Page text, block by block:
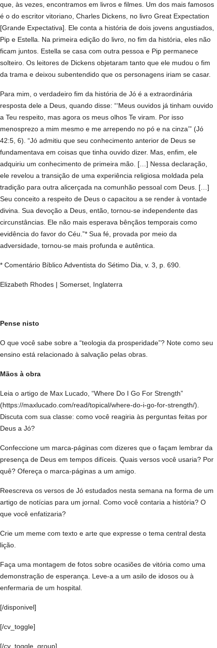
que, às vezes, encontramos em livros e filmes. Um dos mais famosos
é o do escritor vitoriano, Charles Dickens, no livro Great Expectation
[Grande Expectativa]. Ele conta a história de dois jovens angustiados,
Pip e Estella. Na primeira edição do livro, no fim da história, eles não
ficam juntos. Estella se casa com outra pessoa e Pip permanece
solteiro. Os leitores de Dickens objetaram tanto que ele mudou o fim
da trama e deixou subentendido que os personagens iriam se casar.
Para mim, o verdadeiro fim da história de Jó é a extraordinária
resposta dele a Deus, quando disse: “‘Meus ouvidos já tinham ouvido
a Teu respeito, mas agora os meus olhos Te viram. Por isso
menosprezo a mim mesmo e me arrependo no pó e na cinza’” (Jó
42:5, 6). “Jó admitiu que seu conhecimento anterior de Deus se
fundamentava em coisas que tinha ouvido dizer. Mas, enfim, ele
adquiriu um conhecimento de primeira mão. […] Nessa declaração,
ele revelou a transição de uma experiência religiosa moldada pela
tradição para outra alicerçada na comunhão pessoal com Deus. […]
Seu conceito a respeito de Deus o capacitou a se render à vontade
divina. Sua devoção a Deus, então, tornou-se independente das
circunstâncias. Ele não mais esperava bênçãos temporais como
evidência do favor do Céu.”* Sua fé, provada por meio da
adversidade, tornou-se mais profunda e autêntica.
* Comentário Bíblico Adventista do Sétimo Dia, v. 3, p. 690.
Elizabeth Rhodes | Somerset, Inglaterra
Pense nisto
O que você sabe sobre a “teologia da prosperidade”? Note como seu
ensino está relacionado à salvação pelas obras.
Mãos à obra
Leia o artigo de Max Lucado, “Where Do I Go For Strength”
(https://maxlucado.com/read/topical/where-do-i-go-for-strength/).
Discuta com sua classe: como você reagiria às perguntas feitas por
Deus a Jó?
Confeccione um marca-páginas com dizeres que o façam lembrar da
presença de Deus em tempos difíceis. Quais versos você usaria? Por
quê? Ofereça o marca-páginas a um amigo.
Reescreva os versos de Jó estudados nesta semana na forma de um
artigo de notícias para um jornal. Como você contaria a história? O
que você enfatizaria?
Crie um meme com texto e arte que expresse o tema central desta
lição.
Faça uma montagem de fotos sobre ocasiões de vitória como uma
demonstração de esperança. Leve-a a um asilo de idosos ou à
enfermaria de um hospital.
[/disponivel]
[/cv_toggle]
[/cv_toggle_group]